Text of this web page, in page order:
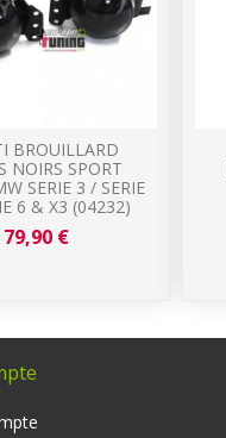
BROUILLARD
NOIRS SPORT
SERIE 3 / SERIE
6 & X3 (04232)
79,90 €